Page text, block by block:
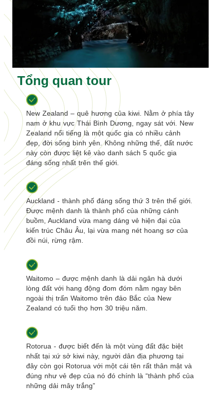
Tổng quan tour
New Zealand – quê hương của kiwi. Nằm ở phía tây
nam ở khu vực Thái Bình Dương, ngay sát với. New
Zealand nổi tiếng là một quốc gia có nhiều cảnh
đẹp, đời sống bình yên. Không những thế, đất nước
này còn được liệt kê vào danh sách 5 quốc gia
đáng sống nhất trên thế giới.
Auckland - thành phố đáng sống thứ 3 trên thế giới.
Được mệnh danh là thành phố của những cánh
buồm, Auckland vừa mang dáng vẻ hiện đại của
kiến trúc Châu Âu, lại vừa mang nét hoang sơ của
đồi núi, rừng rậm.
Waitomo – được mệnh danh là dải ngân hà dưới
lòng đất với hang động đom đóm nằm ngay bên
ngoài thị trấn Waitomo trên đảo Bắc của New
Zealand có tuổi thọ hơn 30 triệu năm.
Rotorua - được biết đến là một vùng đất đặc biệt
nhất tại xứ sở kiwi này, người dân địa phương tại
đây còn gọi Rotorua với một cái tên rất thân mật và
đúng như vẻ đẹp của nó đó chính là “thành phố của
những dải mây trắng”